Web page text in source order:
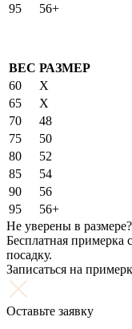
95
56+
ВЕС РАЗМЕР
60
X
65
X
70
48
75
50
80
52
85
54
90
56
95
56+
Не уверены в размере?
Бесплатная примерка
посадку.
Записаться на
Оставьте заявку